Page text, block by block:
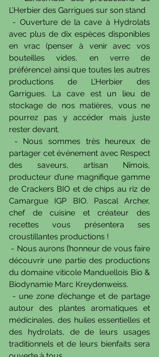
L’Herbier des Garrigues sur son stand
avec plus de dix espèces disponibles
en vrac (penser à venir avec vos
bouteilles vides, en verre de
préférence) ainsi que toutes les autres
productions de L’Herbier des
Garrigues. La cave est un lieu de
stockage de nos matières, vous ne
pourrez pas y accéder mais juste
rester devant.
partager cet événement avec Respect
des saveurs, artisan Nîmois,
producteur d’une magnifique gamme
de Crackers BIO et de chips au riz de
Camargue IGP BIO. Pascal Archer,
chef de cuisine et créateur des
recettes vous présentera ses
croustillantes productions !
découvrir une partie des productions
du domaine viticole Manduellois Bio &
Biodynamie Marc Kreydenweiss.
autour des plantes aromatiques et
médicinales, des huiles essentielles et
des hydrolats, de de leurs usages
traditionnels et de leurs bienfaits sera